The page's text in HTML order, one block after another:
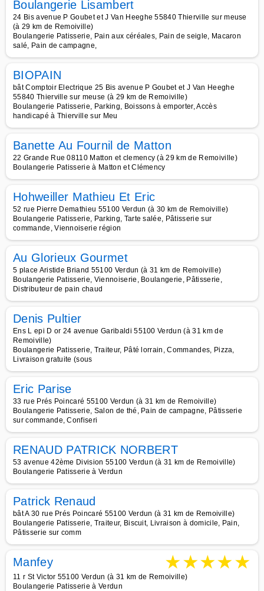
Boulangerie Lisambert
24 Bis avenue P Goubet et J Van Heeghe 55840 Thierville sur meuse
(à 29 km de Remoiville)
Boulangerie Patisserie, Pain aux céréales, Pain de seigle, Macaron
salé, Pain de campagne,
BIOPAIN
bât Comptoir Electrique 25 Bis avenue P Goubet et J Van Heeghe
55840 Thierville sur meuse (à 29 km de Remoiville)
Boulangerie Patisserie, Parking, Boissons à emporter, Accès
handicapé à Thierville sur Meu
Banette Au Fournil de Matton
22 Grande Rue 08110 Matton et clemency (à 29 km de Remoiville)
Boulangerie Patisserie à Matton et Clémency
Hohweiller Mathieu Et Eric
52 rue Pierre Demathieu 55100 Verdun (à 30 km de Remoiville)
Boulangerie Patisserie, Parking, Tarte salée, Pâtisserie sur
commande, Viennoiserie région
Au Glorieux Gourmet
5 place Aristide Briand 55100 Verdun (à 31 km de Remoiville)
Boulangerie Patisserie, Viennoiserie, Boulangerie, Pâtisserie,
Distributeur de pain chaud
Denis Pultier
Ens L epi D or 24 avenue Garibaldi 55100 Verdun (à 31 km de
Remoiville)
Boulangerie Patisserie, Traiteur, Pâté lorrain, Commandes, Pizza,
Livraison gratuite (sous
Eric Parise
33 rue Prés Poincaré 55100 Verdun (à 31 km de Remoiville)
Boulangerie Patisserie, Salon de thé, Pain de campagne, Pâtisserie
sur commande, Confiseri
RENAUD PATRICK NORBERT
53 avenue 42ème Division 55100 Verdun (à 31 km de Remoiville)
Boulangerie Patisserie à Verdun
Patrick Renaud
bât A 30 rue Prés Poincaré 55100 Verdun (à 31 km de Remoiville)
Boulangerie Patisserie, Traiteur, Biscuit, Livraison à domicile, Pain,
Pâtisserie sur comm
Manfey ★★★★★
11 r St Victor 55100 Verdun (à 31 km de Remoiville)
Boulangerie Patisserie à Verdun